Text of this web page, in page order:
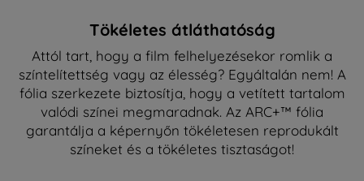
Tökéletes átláthatóság
Attól tart, hogy a film felhelyezésekor romlik a
színtelítettség vagy az élesség? Egyáltalán nem! A
fólia szerkezete biztosítja, hogy a vetített tartalom
valódi színei megmaradnak. Az ARC+™ fólia
garantálja a képernyőn tökéletesen reprodukált
színeket és a tökéletes tisztaságot!